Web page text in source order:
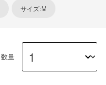
サイズ:M
数量